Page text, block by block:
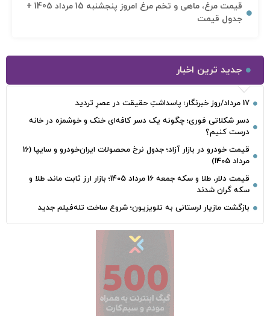
قیمت مرغ، ماهی و تخم مرغ امروز پنجشنبه 15 مرداد 1405 +
جدول قیمت
جدید ترین اخبار
17 مرداد/روز خبرنگار؛ پاسداشتِ حقیقت در عصرِ تردید
دسر شکلاتی فوری؛ چگونه یک دسر کافه‌ای خنک و خوشمزه در خانه
درست کنیم؟
قیمت خودرو در بازار آزاد؛ جدول نرخ محصولات ایران‌خودرو و سایپا (16
مرداد 1405)
قیمت دلار، طلا و سکه جمعه 16 مرداد 1405؛ بازار ارز ثابت ماند، طلا و
سکه گران شدند
بازگشت مازیار لرستانی به تلویزیون؛ شروع ساخت تله‌فیلم جدید